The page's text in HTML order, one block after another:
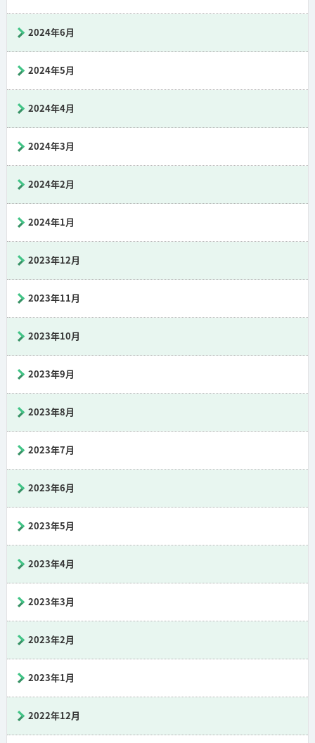
2024年6月
2024年5月
2024年4月
2024年3月
2024年2月
2024年1月
2023年12月
2023年11月
2023年10月
2023年9月
2023年8月
2023年7月
2023年6月
2023年5月
2023年4月
2023年3月
2023年2月
2023年1月
2022年12月